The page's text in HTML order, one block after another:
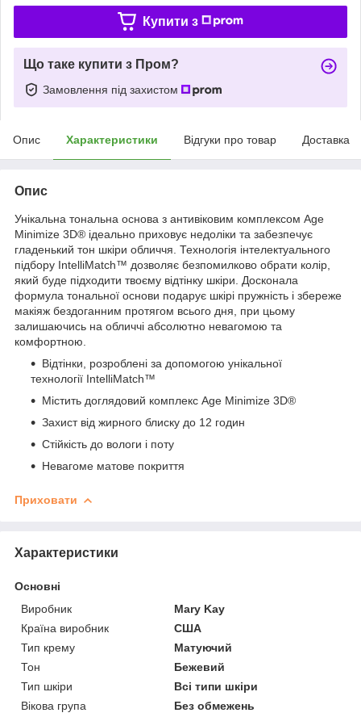
Купити з
Що таке купити з Пром?
Замовлення під захистом
Опис Характеристики Відгуки про товар Доставка
Опис
Унікальна тональна основа з антивіковим комплексом Age
Minimize 3D® ідеально приховує недоліки та забезпечує
гладенький тон шкіри обличчя. Технологія інтелектуального
підбору IntelliMatch™ дозволяє безпомилково обрати колір,
який буде підходити твоєму відтінку шкіри. Досконала
формула тональної основи подарує шкірі пружність і збереже
макіяж бездоганним протягом всього дня, при цьому
залишаючись на обличчі абсолютно невагомою та
комфортною.
Відтінки, розроблені за допомогою унікальної
технології IntelliMatch™
Містить доглядовий комплекс Age Minimize 3D®
Захист від жирного блиску до 12 годин
Стійкість до вологи і поту
Невагоме матове покриття
Приховати
Характеристики
Основні
Виробник
Mary Kay
Країна виробник
США
Тип крему
Матуючий
Тон
Бежевий
Тип шкіри
Всі типи шкіри
Вікова група
Без обмежень